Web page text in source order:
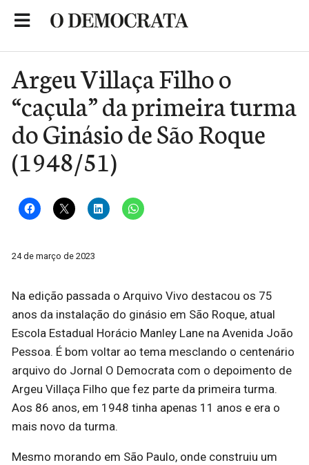
Argeu Villaça Filho o
“caçula” da primeira turma
do Ginásio de São Roque
(1948/51)
24 de março de 2023
Na edição passada o Arquivo Vivo destacou os 75
anos da instalação do ginásio em São Roque, atual
Escola Estadual Horácio Manley Lane na Avenida João
Pessoa. É bom voltar ao tema mesclando o centenário
arquivo do Jornal O Democrata com o depoimento de
Argeu Villaça Filho que fez parte da primeira turma.
Aos 86 anos, em 1948 tinha apenas 11 anos e era o
mais novo da turma.
Mesmo morando em São Paulo, onde construiu um